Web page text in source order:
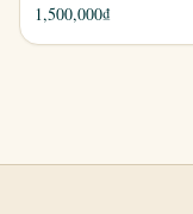
1,500,000₫